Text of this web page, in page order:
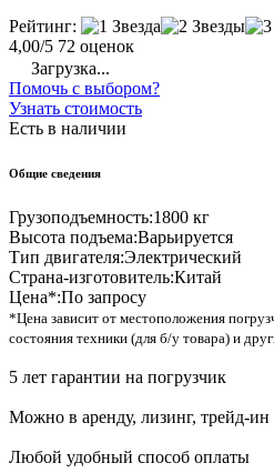
Рейтинг:
4,00/5 72 оценок
Загрузка...
Помочь с выбором?
Узнать стоимость
Есть в наличии
Общие сведения
Грузоподъемность:1800 кг
Высота подъема:Варьируется
Тип двигателя:Электрический
Страна-изготовитель:Китай
Цена*:По запросу
*Цена зависит от местоположения
состояния техники (для б/у товара) и
5 лет гарантии на погрузчик
Можно в аренду, лизинг, трейд-ин
Любой удобный способ оплаты